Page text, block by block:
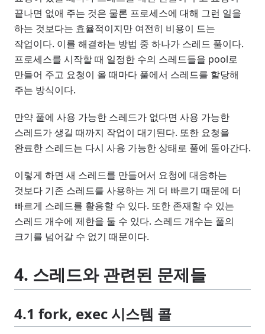
끝나면 없애 주는 것은 물론 프로세스에 대해 그런 일을
하는 것보다는 효율적이지만 여전히 비용이 드는
작업이다. 이를 해결하는 방법 중 하나가 스레드 풀이다.
프로세스를 시작할 때 일정한 수의 스레드들을 pool로
만들어 주고 요청이 올 때마다 풀에서 스레드를 할당해
주는 방식이다.
만약 풀에 사용 가능한 스레드가 없다면 사용 가능한
스레드가 생길 때까지 작업이 대기된다. 또한 요청을
완료한 스레드는 다시 사용 가능한 상태로 풀에 돌아간다.
이렇게 하면 새 스레드를 만들어서 요청에 대응하는
것보다 기존 스레드를 사용하는 게 더 빠르기 때문에 더
빠르게 스레드를 활용할 수 있다. 또한 존재할 수 있는
스레드 개수에 제한을 둘 수 있다. 스레드 개수는 풀의
크기를 넘어갈 수 없기 때문이다.
4. 스레드와 관련된 문제들
4.1 fork, exec 시스템 콜